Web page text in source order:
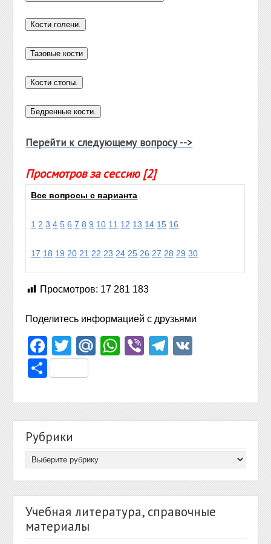
Перейти к следующему вопросу -->
Просмотров за сессию [2]
Все вопросы с варианта
1 2 3 4 5 6 7 8 9 10 11 12 13 14 15 16
17 18 19 20 21 22 23 24 25 26 27 28 29 30
Просмотров: 17 281 183
Поделитесь информацией с друзьями
Facebook
TwitterMail.Ru
WhatsApp
ViberTelegram
Отправить
Рубрики
Учебная литература, справочные
материалы